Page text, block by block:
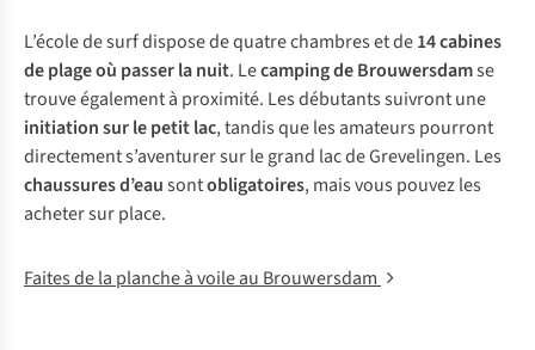
L’école de surf dispose de quatre chambres et de14 cabines
de plage où passer la nuit. Lecamping de Brouwersdamse
trouve également à proximité. Les débutants suivront une
initiation sur le petit lac, tandis que les amateurs pourront
directement s’aventurer sur le grand lac de Grevelingen. Les
chaussures d’eausontobligatoires, mais vous pouvez les
acheter sur place.
Faites de la planche à voile au Brouwersdam